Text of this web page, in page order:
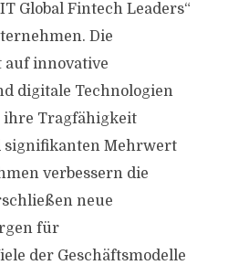
Global Fintech Leaders“
Die
auf innovative
digitale Technologien
ihre Tragfähigkeit
signifikanten Mehrwert
verbessern die
neue
für
der Geschäftsmodelle